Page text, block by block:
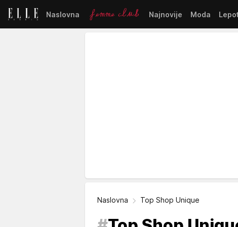
Naslovna Najnovije Moda
Naslovna Top Shop Unique